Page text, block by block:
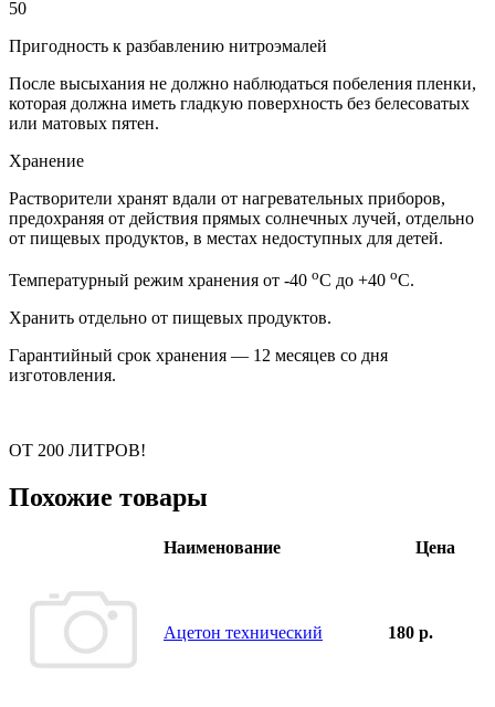
50
Пригодность к разбавлению нитроэмалей
После высыхания не должно наблюдаться побеления пленки,
которая должна иметь гладкую поверхность без белесоватых
или матовых пятен.
Хранение
Растворители хранят вдали от нагревательных приборов,
предохраняя от действия прямых солнечных лучей, отдельно
от пищевых продуктов, в местах недоступных для детей.
Температурный режим хранения от -40 оС до +40 оС.
Хранить отдельно от пищевых продуктов.
Гарантийный срок хранения — 12 месяцев со дня
изготовления.
ОТ 200 ЛИТРОВ!
Похожие товары
Наименование Цена
Ацетон технический 180 р.